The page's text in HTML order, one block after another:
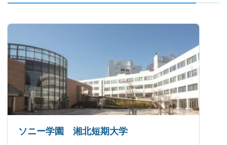
ソニー学園 湘北短期大学